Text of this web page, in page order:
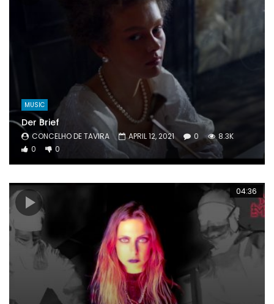
MUSIC
Der Brief
CONCELHO DE TAVIRA APRIL 12, 2021 0
8.3K
0
0
04:36